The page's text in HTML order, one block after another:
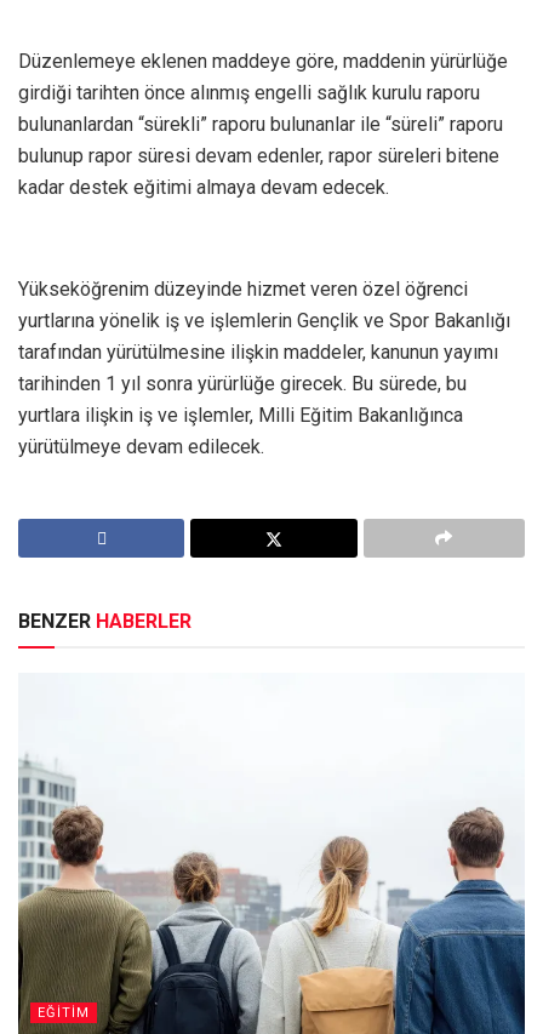
Düzenlemeye eklenen maddeye göre, maddenin yürürlüğe
girdiği tarihten önce alınmış engelli sağlık kurulu raporu
bulunanlardan “sürekli” raporu bulunanlar ile “süreli” raporu
bulunup rapor süresi devam edenler, rapor süreleri bitene
kadar destek eğitimi almaya devam edecek.
Yükseköğrenim düzeyinde hizmet veren özel öğrenci
yurtlarına yönelik iş ve işlemlerin Gençlik ve Spor Bakanlığı
tarafından yürütülmesine ilişkin maddeler, kanunun yayımı
tarihinden 1 yıl sonra yürürlüğe girecek. Bu sürede, bu
yurtlara ilişkin iş ve işlemler, Milli Eğitim Bakanlığınca
yürütülmeye devam edilecek.
BENZER HABERLER
EĞİTİM